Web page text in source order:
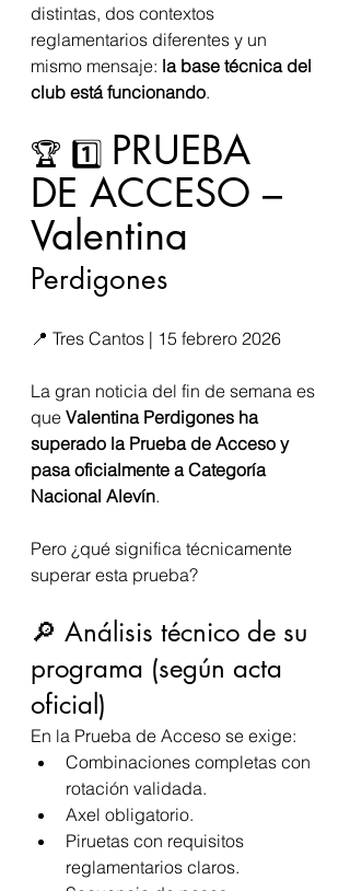
distintas, dos contextos
reglamentarios diferentes y un
mismo mensaje: la base técnica del
club está funcionando.
🏆 1️⃣ PRUEBA
DE ACCESO –
Valentina
Perdigones
📍 Tres Cantos | 15 febrero 2026
La gran noticia del fin de semana es
que Valentina Perdigones ha
superado la Prueba de Acceso y
pasa oficialmente a Categoría
Nacional Alevín.
Pero ¿qué significa técnicamente
superar esta prueba?
🔎 Análisis técnico de su
programa (según acta
oficial)
En la Prueba de Acceso se exige:
Combinaciones completas con
rotación validada.
Axel obligatorio.
Piruetas con requisitos
reglamentarios claros.